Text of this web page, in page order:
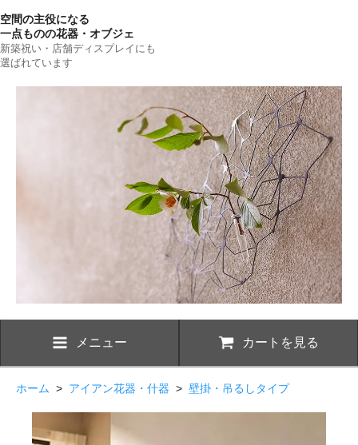
空間の主役になる
一点ものの花器・オブジェ
新築祝い・店舗ディスプレイにも
選ばれています
メニュー カートを見る
ホーム > アイアン花器・什器 > 壁掛・吊るしタイプ